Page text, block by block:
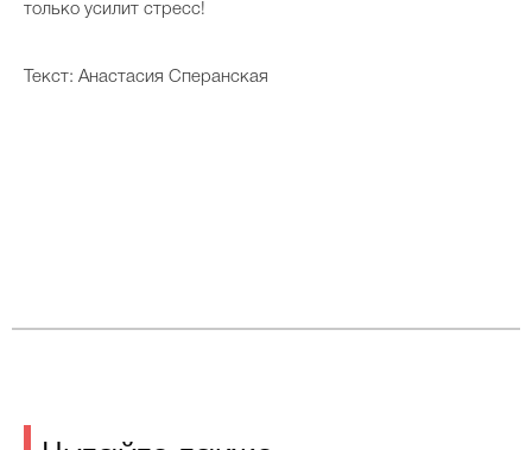
только усилит стресс!
Текст: Анастасия Сперанская